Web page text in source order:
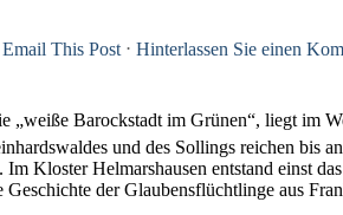
Email This Post ⋅ Hinterlassen Sie einen
„weiße Barockstadt im Grünen“, liegt im
und des Sollings reichen bis
Kloster Helmarshausen entstand einst
der Glaubensflüchtlinge aus